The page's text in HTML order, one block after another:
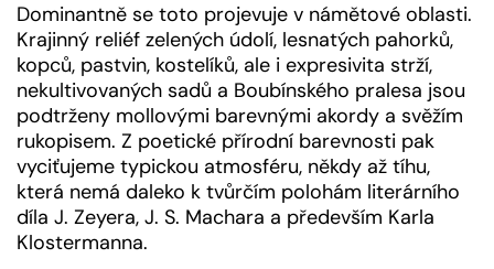
Dominantně se toto projevuje v námětové oblasti.
Krajinný reliéf zelených údolí, lesnatých pahorků,
kopců, pastvin, kostelíků, ale i expresivita strží,
nekultivovaných sadů a Boubínského pralesa jsou
podtrženy mollovými barevnými akordy a svěžím
rukopisem. Z poetické přírodní barevnosti pak
vyciťujeme typickou atmosféru, někdy až tíhu,
která nemá daleko k tvůrčím polohám literárního
díla J. Zeyera, J. S. Machara a především Karla
Klostermanna.